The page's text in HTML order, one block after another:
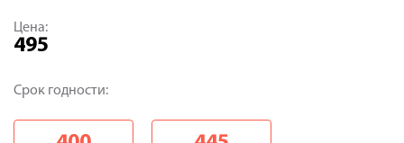
Цена:
495
Срок годности: